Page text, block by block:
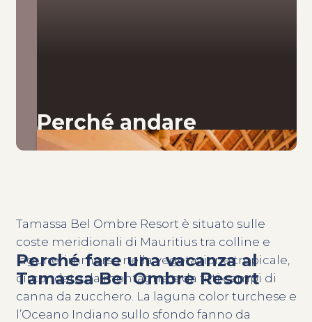
Perché andare
Perché fare una vacanza al
Tamassa Bel Ombre Resort
Tamassa Bel Ombre Resort è situato sulle
coste meridionali di Mauritius tra colline e
lagune, immerso nella vegetazione tropicale,
circondato da montagne e da fitti campi di
canna da zucchero. La laguna color turchese e
l’Oceano Indiano sullo sfondo fanno da